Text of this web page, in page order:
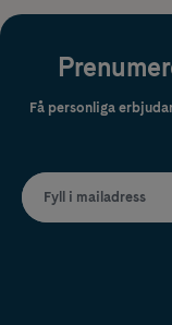
Få personliga
Fyll i mailadress